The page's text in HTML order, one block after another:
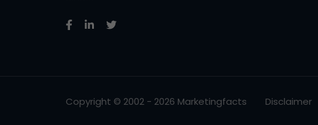
Copyright © 2002 - 2026 Marketingfacts Disclaimer